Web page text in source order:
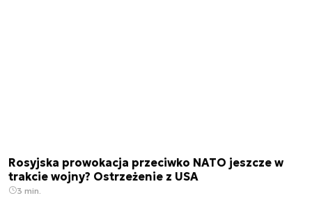
Rosyjska prowokacja przeciwko NATO jeszcze w
trakcie wojny? Ostrzeżenie z USA
3 min.